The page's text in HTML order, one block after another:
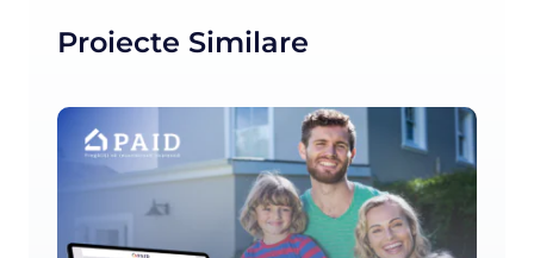
Proiecte Similare